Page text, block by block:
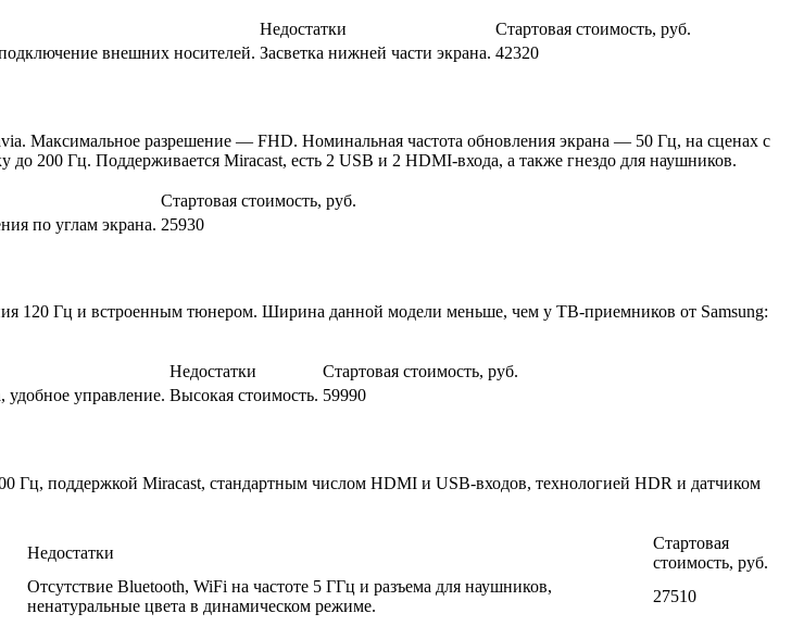
Недостатки
Стартовая стоимость, руб.
внешних носителей. Засветка нижней части экрана. 42320
Максимальное разрешение — FHD. Номинальная частота обновления экрана — 50 Гц, на сценах с
200 Гц. Поддерживается Miracast, есть 2 USB и 2 HDMI-входа, а также гнездо для наушников.
Стартовая стоимость, руб.
по углам экрана. 25930
120 Гц и встроенным тюнером. Ширина данной модели меньше, чем у ТВ-приемников от Samsung:
Недостатки
Стартовая стоимость, руб.
удобное управление. Высокая стоимость. 59990
Гц, поддержкой Miracast, стандартным числом HDMI и USB-входов, технологией HDR и датчиком
Недостатки
Стартовая
стоимость, руб.
Отсутствие Bluetooth, WiFi на частоте 5 ГГц и разъема для наушников,
ненатуральные цвета в динамическом режиме.
27510